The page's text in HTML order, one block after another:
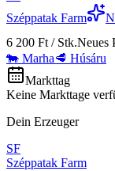
Széppatak Farm
6 200 Ft / Stk.Neues
🐄 Marha🥩 Húsáru
Markttag
Keine Markttage
Dein Erzeuger
SF
Széppatak Farm